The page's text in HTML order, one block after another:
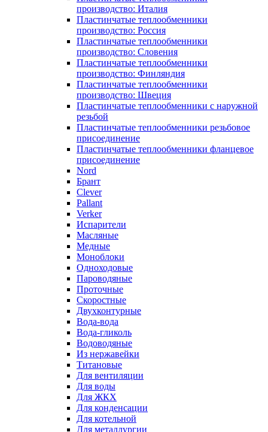
производство: Италия
Пластинчатые теплообменники
производство: Россия
Пластинчатые теплообменники
производство: Словения
Пластинчатые теплообменники
производство: Финляндия
Пластинчатые теплообменники
производство: Швеция
Пластинчатые теплообменники с наружной
резьбой
Пластинчатые теплообменники резьбовое
присоединение
Пластинчатые теплообменники фланцевое
присоединение
Nord
Брант
Clever
Pallant
Verker
Испарители
Масляные
Медные
Моноблоки
Одноходовые
Пароводяные
Проточные
Скоростные
Двухконтурные
Вода-вода
Вода-гликоль
Водоводяные
Из нержавейки
Титановые
Для вентиляции
Для воды
Для ЖКХ
Для конденсации
Для котельной
Для металлургии